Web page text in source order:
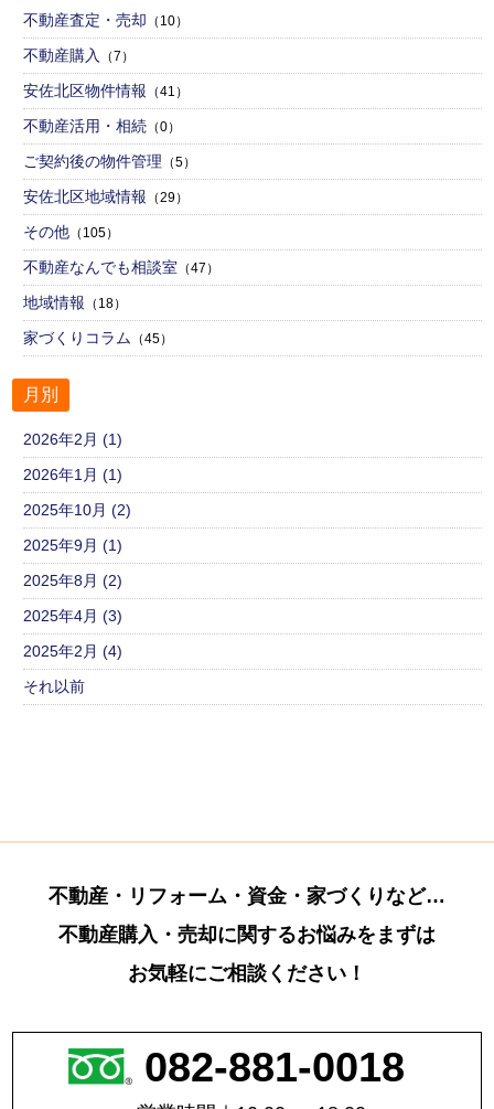
不動産査定・売却 （10）
不動産購入 （7）
安佐北区物件情報 （41）
不動産活用・相続 （0）
ご契約後の物件管理 （5）
安佐北区地域情報 （29）
その他 （105）
不動産なんでも相談室 （47）
地域情報 （18）
家づくりコラム （45）
月別
2026年2月 (1)
2026年1月 (1)
2025年10月 (2)
2025年9月 (1)
2025年8月 (2)
2025年4月 (3)
2025年2月 (4)
それ以前
不動産・リフォーム・資金・家づくりなど…
不動産購入・売却に関するお悩みをまずは
お気軽にご相談ください！
082-881-0018